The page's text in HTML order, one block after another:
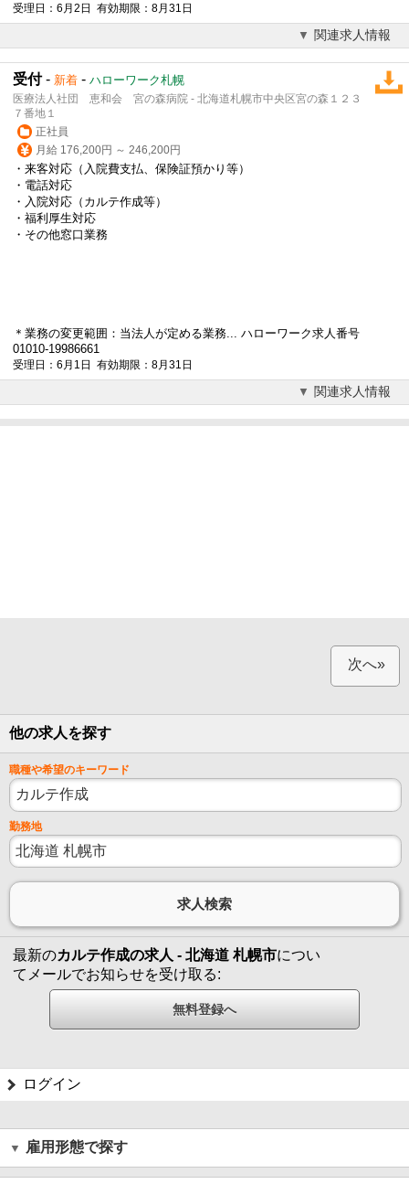
受理日：6月2日 有効期限：8月31日
関連求人情報
受付- 新着 - ハローワーク札幌
医療法人社団 恵和会 宮の森病院 - 北海道札幌市中央区宮の森１２３
７番地１
正社員
月給 176,200円 ～ 246,200円
・来客対応（入院費支払、保険証預かり等）
・電話対応
・入院対応（ カルテ作成等）
・福利厚生対応
・その他窓口業務
＊業務の変更範囲：当法人が定める業務... ハローワーク求人番号
01010-19986661
受理日：6月1日 有効期限：8月31日
関連求人情報
次へ»
他の求人を探す
職種や希望のキーワード
勤務地
最新のカルテ作成の求人 - 北海道 札幌市につい
てメールでお知らせを受け取る:
ログイン
雇用形態で探す